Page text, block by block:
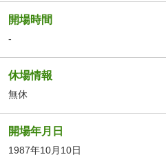
開場時間
-
休場情報
無休
開場年月日
1987年10月10日